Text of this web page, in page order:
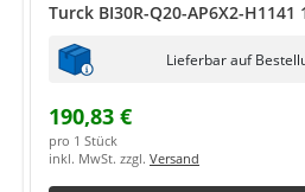
Turck BI30R-Q20-AP6X2-H1141
Lieferbar auf
190,83 €
pro 1 Stück
inkl. MwSt. zzgl. Versand